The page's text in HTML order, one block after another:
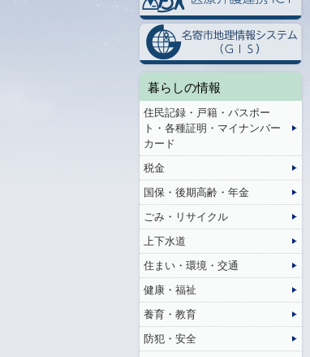
暮らしの情報
住民記録・戸籍・パスポー
ト・各種証明・マイナンバー
カード
税金
国保・後期高齢・年金
ごみ・リサイクル
上下水道
住まい・環境・交通
健康・福祉
養育・教育
防犯・安全